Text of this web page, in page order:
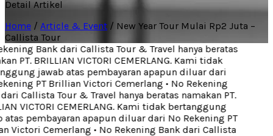
Detail Artikel
Home / Article & Event / New Year Tour Mulai Rp2 Juta –
Callista Tour
Bank dari Callista Tour & Travel hanya beratas
PT. BRILLIAN VICTORI CEMERLANG. Kami tidak
jawab atas pembayaran apapun diluar dari
PT Brillian Victori Cemerlang• No Rekening
Callista Tour & Travel hanya beratas namakan PT.
VICTORI CEMERLANG. Kami tidak bertanggung
pembayaran apapun diluar dari No Rekening PT
Victori Cemerlang• No Rekening Bank dari Callista